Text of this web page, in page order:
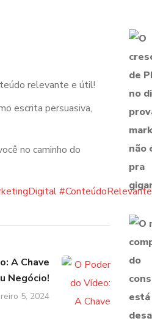
relevante e útil!
escrita persuasiva,
no caminho do
#ConteúdoRelevante
A Chave
Negócio!
5, 2024